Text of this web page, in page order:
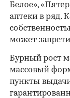
Белое»,
аптеки в ряд.
может
Бурный рост
массовый
пункты